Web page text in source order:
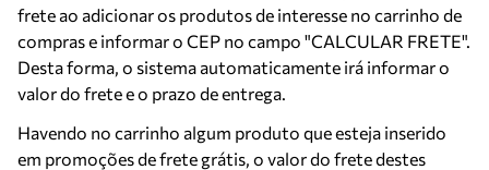
frete ao adicionar os produtos de interesse no carrinho de
compras e informar o CEP no campo "CALCULAR FRETE".
Desta forma, o sistema automaticamente irá informar o
valor do frete e o prazo de entrega.
Havendo no carrinho algum produto que esteja inserido
em promoções de frete grátis, o valor do frete destes